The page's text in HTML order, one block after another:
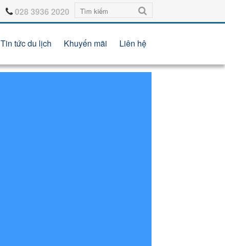
028 3936 2020
Tin tức du lịch Khuyến mãi Liên hệ